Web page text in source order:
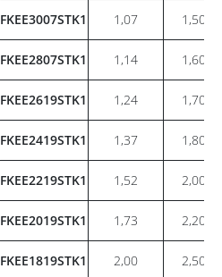
FKEE3007STK1 1,07 1,50
FKEE2807STK1 1,14 1,60
FKEE2619STK1 1,24 1,70
FKEE2419STK1 1,37 1,80
FKEE2219STK1 1,52 2,00
FKEE2019STK1 1,73 2,20
FKEE1819STK1 2,00 2,50